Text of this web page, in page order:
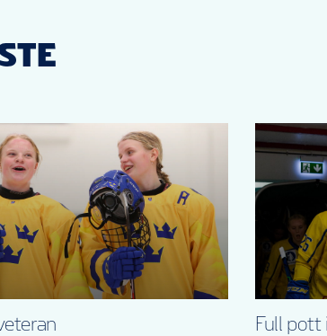
Full pott